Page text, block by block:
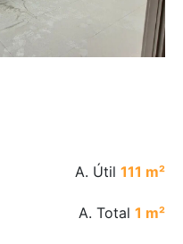
A. Útil 111 m²
A. Total 1 m²